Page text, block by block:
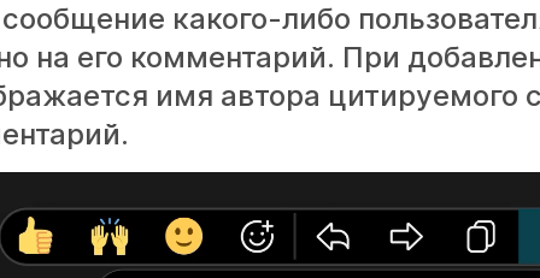
какого-либо
на его комментарий. При
имя автора цитируемого